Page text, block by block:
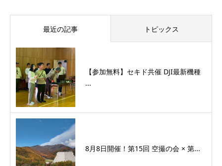
最近の記事 トピックス
【参加無料】セキド共催 DJI最新機種
...
8月8日開催！第15回 空撮の会 × 第...